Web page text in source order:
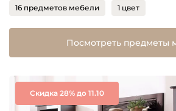
16 предметов мебели 1 цвет
Посмотреть предметы
Скидка 28% до 11.10